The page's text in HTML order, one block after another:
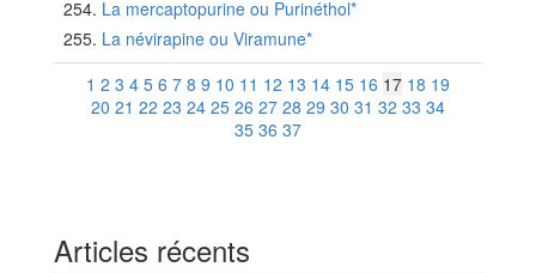
La mercaptopurine ou Purinéthol*
La névirapine ou Viramune*
1 2 3 4 5 6 7 8 9 10 11 12 13 14 15 16 17 18 19
20 21 22 23 24 25 26 27 28 29 30 31 32 33 34
35 36 37
Articles récents